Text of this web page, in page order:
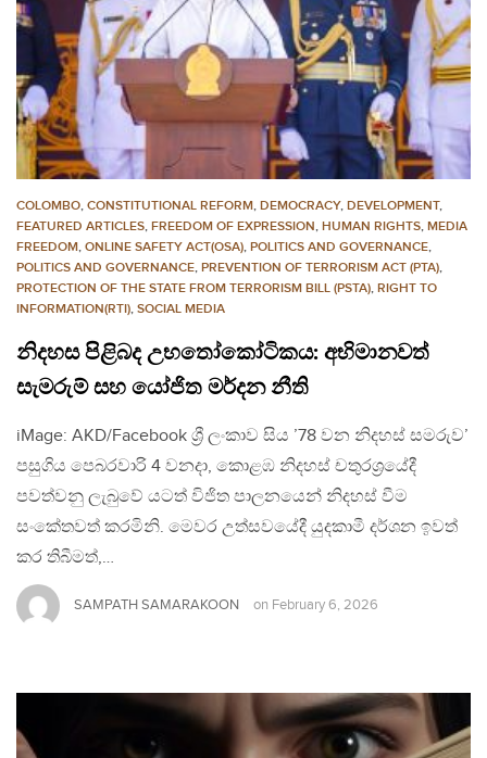
COLOMBO, CONSTITUTIONAL REFORM, DEMOCRACY, DEVELOPMENT,
FEATURED ARTICLES, FREEDOM OF EXPRESSION, HUMAN RIGHTS, MEDIA
FREEDOM, ONLINE SAFETY ACT(OSA), POLITICS AND GOVERNANCE,
POLITICS AND GOVERNANCE, PREVENTION OF TERRORISM ACT (PTA),
PROTECTION OF THE STATE FROM TERRORISM BILL (PSTA), RIGHT TO
INFORMATION(RTI), SOCIAL MEDIA
නිදහස පිළිබද උභතෝකෝටිකය: අභිමානවත්
සැමරුම් සහ යෝජිත මර්දන නීති
iMage: AKD/Facebook ශ්‍රී ලංකාව සිය ’78 වන නිදහස් සමරුව’
පසුගිය පෙබරවාරි 4 වනදා, කොළඹ නිදහස් චතුරශ්‍රයේදී
පවත්වනු ලැබුවේ යටත් විජිත පාලනයෙන් නිදහස් වීම
සංකේතවත් කරමිනි. මෙවර උත්සවයේදී යුදකාමී දර්ශන ඉවත්
කර තිබීමත්,…
SAMPATH SAMARAKOON on February 6, 2026